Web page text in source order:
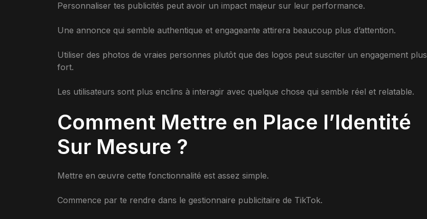
Personnaliser tes publicités peut avoir un impact majeur sur leur performance.
Une annonce qui semble authentique et engageante attirera beaucoup plus d’attention.
Utiliser des photos de vraies personnes plutôt que des logos peut susciter un engagement plus
fort.
Les utilisateurs sont plus enclins à interagir avec quelque chose qui semble réel et relatable.
Comment Mettre en Place l’Identité
Sur Mesure ?
Mettre en œuvre cette fonctionnalité est assez simple.
Commence par te rendre dans le gestionnaire publicitaire de TikTok.